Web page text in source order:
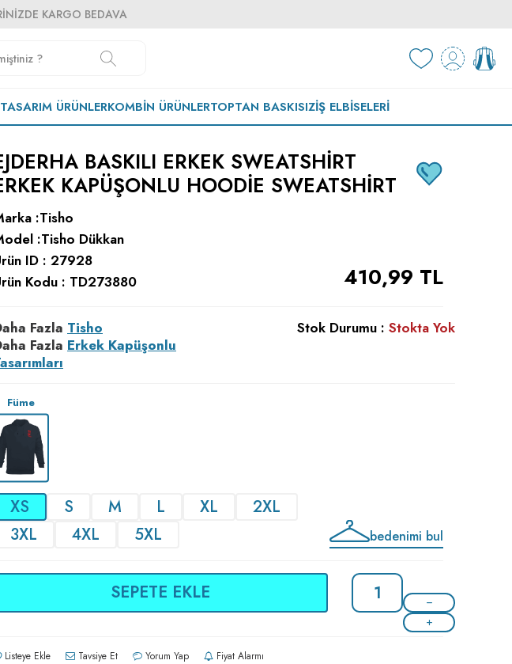
KARGO BEDAVA
TASARIM ÜRÜNLERKOMBIN ÜRÜNLERTOPTAN BASKISIZİŞ ELBISELERI
BASKILI ERKEK SWEATSHIRT
KAPÜŞONLU HOODIE SWEATSHIRT
:Tisho
:Tisho Dükkan
ID : 27928
Kodu : TD273880 410,99 TL
Fazla Tisho
Fazla Erkek Kapüşonlu
Stok Durumu : Stokta Yok
Füme
XS S M L XL
2XL
3XL
4XL 5XL bedenimi bul
SEPETE EKLE
Listeye Ekle Tavsiye Et Yorum Yap Fiyat Alarmı